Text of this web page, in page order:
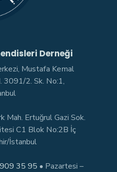
Derneği
Mustafa Kemal
3091/2. Sk. No:1,
Mah. Ertuğrul Gazi Sok.
C1 Blok No:2B İç
İstanbul
35 95 • Pazartesi –